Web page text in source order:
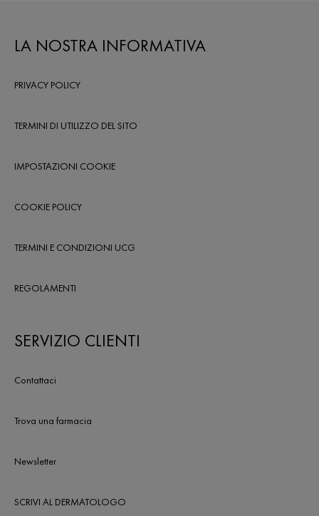
LA NOSTRA INFORMATIVA
PRIVACY POLICY
TERMINI DI UTILIZZO DEL SITO
IMPOSTAZIONI COOKIE
COOKIE POLICY
TERMINI E CONDIZIONI UCG
REGOLAMENTI
SERVIZIO CLIENTI
Contattaci
Trova una farmacia
Newsletter
SCRIVI AL DERMATOLOGO